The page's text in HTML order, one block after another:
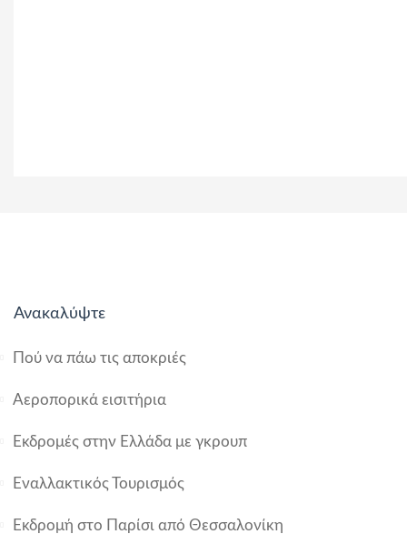
Ανακαλύψτε
Πού να πάω τις αποκριές
Αεροπορικά εισιτήρια
Εκδρομές στην Ελλάδα με γκρουπ
Εναλλακτικός Τουρισμός
Εκδρομή στο Παρίσι από Θεσσαλονίκη